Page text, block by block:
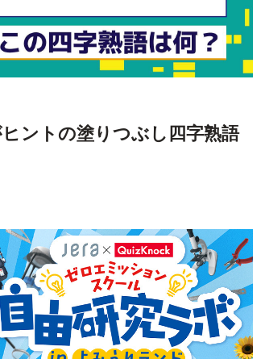
ントの塗りつぶし四字熟語